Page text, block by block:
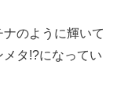
のように輝いて
タ!?になってい